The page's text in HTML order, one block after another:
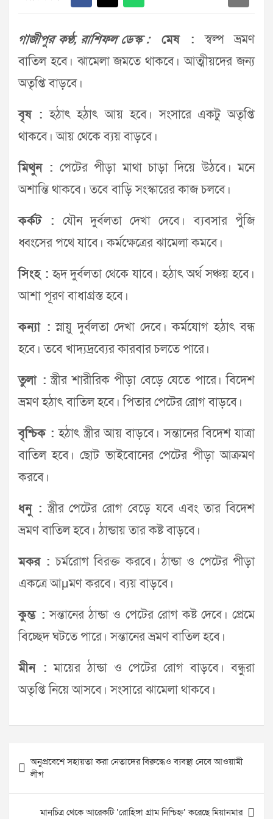
গাজীপুর কণ্ঠ, রাশিফল ডেস্ক :মেষ : স্বল্প ভ্রমণ
বাতিল হবে। ঝামেলা জমতে থাকবে। আত্মীয়দের জন্য
অতৃপ্তি বাড়বে।
বৃষ : হঠাৎ হঠাৎ আয় হবে। সংসারে একটু অতৃপ্তি
থাকবে। আয় থেকে ব্যয় বাড়বে।
মিথুন : পেটের পীড়া মাথা চাড়া দিয়ে উঠবে। মনে
অশান্তি থাকবে। তবে বাড়ি সংস্কারের কাজ চলবে।
কর্কট : যৌন দুর্বলতা দেখা দেবে। ব্যবসার পুঁজি
ধ্বংসের পথে যাবে। কর্মক্ষেত্রের ঝামেলা কমবে।
সিংহ : হৃদ দুর্বলতা থেকে যাবে। হঠাৎ অর্থ সঞ্চয় হবে।
আশা পূরণ বাধাগ্রস্ত হবে।
কন্যা : স্নায়ু দুর্বলতা দেখা দেবে। কর্মযোগ হঠাৎ বন্ধ
হবে। তবে খাদ্যদ্রব্যের কারবার চলতে পারে।
তুলা : স্ত্রীর শারীরিক পীড়া বেড়ে যেতে পারে। বিদেশ
ভ্রমণ হঠাৎ বাতিল হবে। পিতার পেটের রোগ বাড়বে।
বৃশ্চিক : হঠাৎ স্ত্রীর আয় বাড়বে। সন্তানের বিদেশ যাত্রা
বাতিল হবে। ছোট ভাইবোনের পেটের পীড়া আক্রমণ
করবে।
ধনু : স্ত্রীর পেটের রোগ বেড়ে যবে এবং তার বিদেশ
ভ্রমণ বাতিল হবে। ঠান্ডায় তার কষ্ট বাড়বে।
মকর : চর্মরোগ বিরক্ত করবে। ঠান্ডা ও পেটের পীড়া
একত্রে আμমণ করবে। ব্যয় বাড়বে।
কুম্ভ : সন্তানের ঠান্ডা ও পেটের রোগ কষ্ট দেবে। প্রেমে
বিচ্ছেদ ঘটতে পারে। সন্তানের ভ্রমণ বাতিল হবে।
মীন : মায়ের ঠান্ডা ও পেটের রোগ বাড়বে। বন্ধুরা
অতৃপ্তি নিয়ে আসবে। সংসারে ঝামেলা থাকবে।
navigation
অনুপ্রবেশে সহায়তা করা নেতাদের বিরুদ্ধেও ব্যবস্থা নেবে আওয়ামী
লীগ
মানচিত্র থেকে আরেকটি ‘রোহিঙ্গা গ্রাম নিশ্চিহ্ন’ করেছে মিয়ানমার